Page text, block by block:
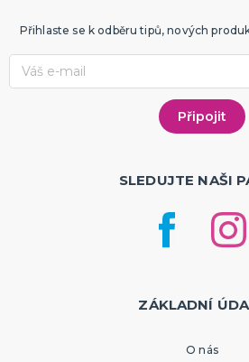
Přihlaste se k odběru tipů, nových
SLEDUJTE NAŠI
ZÁKLADNÍ
O nás